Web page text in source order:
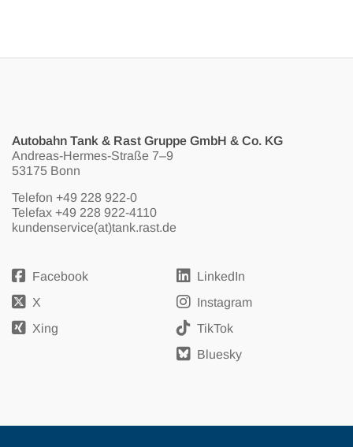
Autobahn Tank & Rast Gruppe GmbH & Co. KG
Andreas-Hermes-Straße 7–9
53175 Bonn
Telefon +49 228 922-0
Telefax +49 228 922-4110
kundenservice(at)tank.rast.de
Facebook
LinkedIn
X
Instagram
Xing
TikTok
Bluesky